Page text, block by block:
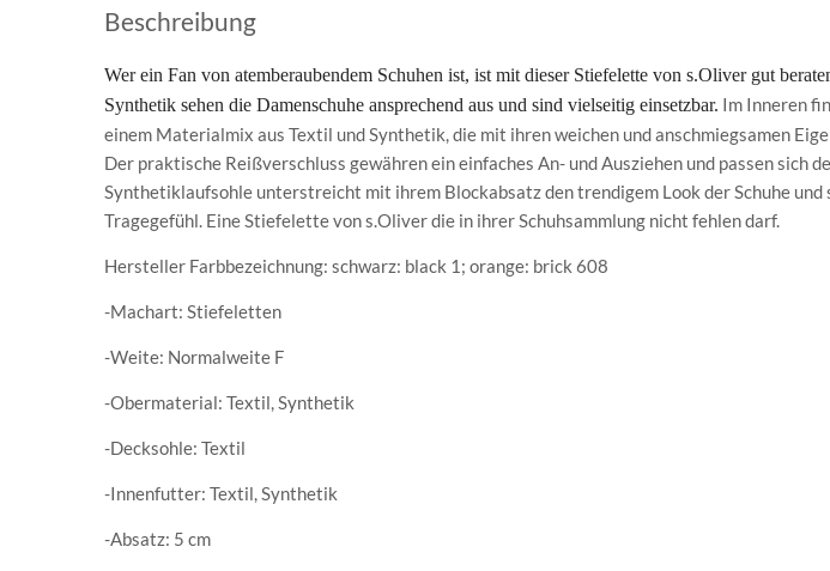
Beschreibung
Wer ein Fan von atemberaubendem Schuhen ist, ist mit dieser Stiefelette von s.Oliver gut
Synthetik sehen die Damenschuhe ansprechend aus und sind vielseitig einsetzbar. Im Inneren
einem Materialmix aus Textil und Synthetik, die mit ihren weichen und anschmiegsamen
Der praktische Reißverschluss gewähren ein einfaches An- und Ausziehen und passen sich
Synthetiklaufsohle unterstreicht mit ihrem Blockabsatz den trendigem Look der Schuhe und
Tragegefühl. Eine Stiefelette von s.Oliver die in ihrer Schuhsammlung nicht fehlen darf.
Hersteller Farbbezeichnung: schwarz: black 1; orange: brick 608
-Machart: Stiefeletten
-Weite: Normalweite F
-Obermaterial: Textil, Synthetik
-Decksohle: Textil
-Innenfutter: Textil, Synthetik
-Absatz: 5 cm